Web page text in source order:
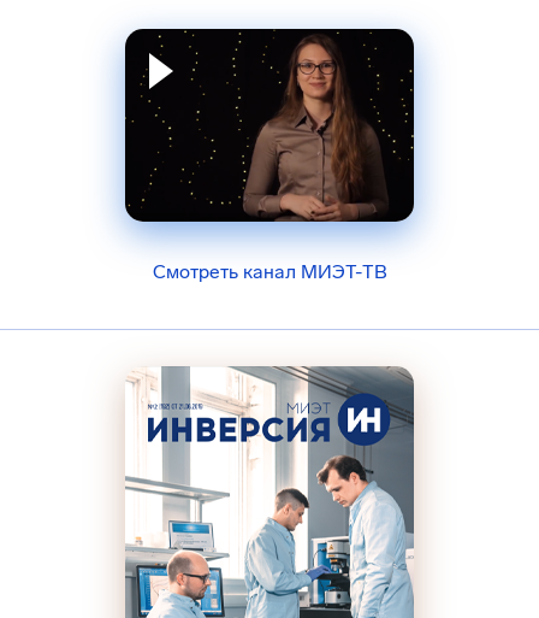
Смотреть канал МИЭТ-ТВ